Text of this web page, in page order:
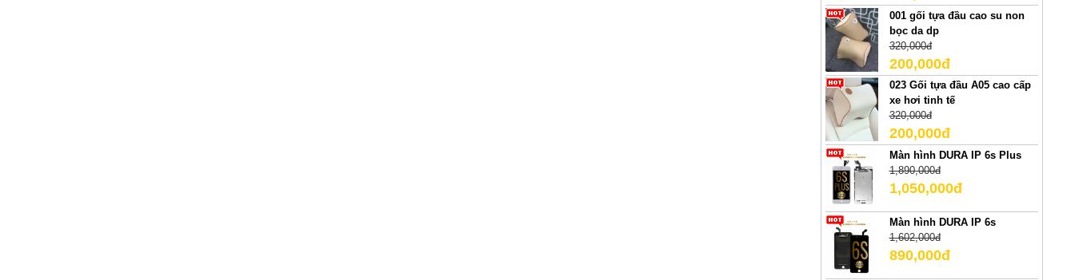
001 gối tựa đầu cao su non
bọc da dp
320,000đ
200,000đ
023 Gối tựa đầu A05 cao cấp
xe hơi tinh tế
320,000đ
200,000đ
Màn hình DURA IP 6s Plus
1,890,000đ
1,050,000đ
Màn hình DURA IP 6s
1,602,000đ
890,000đ